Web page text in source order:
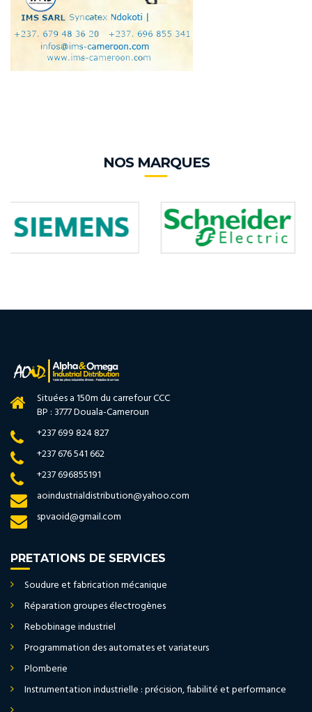
NOS MARQUES
Situées a 150m du carrefour CCC
BP : 3777 Douala-Cameroun
+237 699 824 827
+237 676 541 662
+237 696855191
aoindustrialdistribution@yahoo.com
spvaoid@gmail.com
PRETATIONS DE SERVICES
Soudure et fabrication mécanique
Réparation groupes électrogènes
Rebobinage industriel
Programmation des automates et variateurs
Plomberie
Instrumentation industrielle : précision, fiabilité et performance